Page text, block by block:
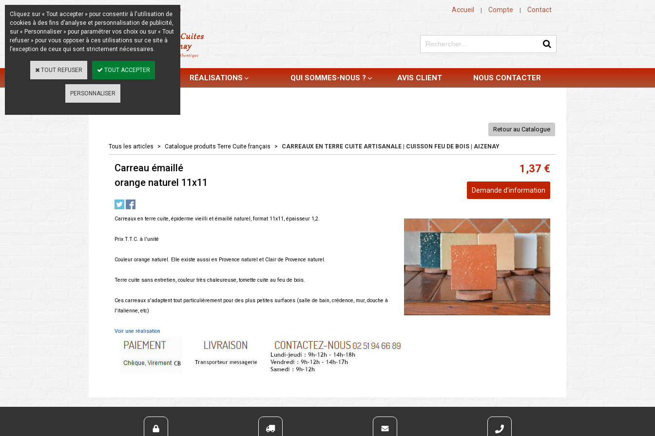
La Beauté de l'Authentique Accueil | Compte | Contact
CATALOGUE RÉALISATIONS QUI SOMMES-NOUS ? AVIS CLIENT NOUS CONTACTER
Catalogue
Retour au Catalogue
Tous les articles > Catalogue produits Terre Cuite français > CARREAUX EN TERRE CUITE ARTISANALE | CUISSON FEU DE BOIS | AIZENAY
Carreau émaillé
orange naturel 11x11
1,37 €
Demande d'information
Carreaux en terre cuite, épiderme vieilli et émaillé naturel, format 11x11, épaisseur 1,2.
Prix T.T.C. à l'unité
Couleur orange naturel. Elle existe aussi en Provence naturel et Clair de Provence naturel.
Terre cuite sans entretien, couleur très chaleureuse, tomette cuite au feu de bois.
Ces carreaux s'adaptent tout particulièrement pour des plus petites surfaces (salle de bain, crédence, mur, douche à
l'italienne, etc)
Voir une réalisation
Cliquez sur « Tout accepter » pour consentir à l'utilisation de
cookies à des fins d’analyse et personnalisation de publicité,
sur « Personnaliser » pour paramétrer vos choix ou sur « Tout
refuser » pour vous opposer à ces utilisations sur ce site à
l’exception de ceux qui sont strictement nécessaires.
TOUT REFUSER TOUT ACCEPTER
PERSONNALISER